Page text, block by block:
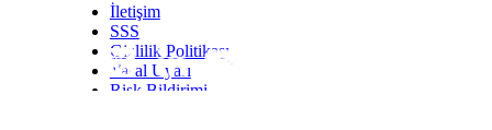
İletişim
SSS
Gizlilik Politikası
Yasal Uyarı
Risk Bildirimi
TwittLinkYoutWhatsapp